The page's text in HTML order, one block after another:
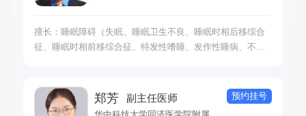
擅长：睡眠障碍（失眠、睡眠卫生不良、睡眠时相后移综合
征、睡眠时相前移综合征、特发性嗜睡、发作性睡病、不宁
眠行为异常、睡行症（梦游）、睡惊症、睡语等）、过敏疾
病（花粉症、过敏性哮喘、荨麻疹、过敏性紫癜等）、内科
郑芳 副主任医师 预约挂号